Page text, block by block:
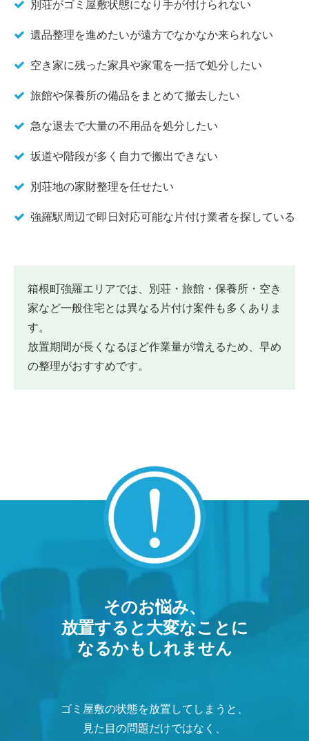
別荘がゴミ屋敷状態になり手が付けられない
遺品整理を進めたいが遠方でなかなか来られない
空き家に残った家具や家電を一括で処分したい
旅館や保養所の備品をまとめて撤去したい
急な退去で大量の不用品を処分したい
坂道や階段が多く自力で搬出できない
別荘地の家財整理を任せたい
強羅駅周辺で即日対応可能な片付け業者を探している
箱根町強羅エリアでは、別荘・旅館・保養所・空き
家など一般住宅とは異なる片付け案件も多くありま
す。
放置期間が長くなるほど作業量が増えるため、早め
の整理がおすすめです。
そのお悩み、
放置すると大変なことに
なるかもしれません
ゴミ屋敷の状態を放置してしまうと、
見た目の問題だけではなく、